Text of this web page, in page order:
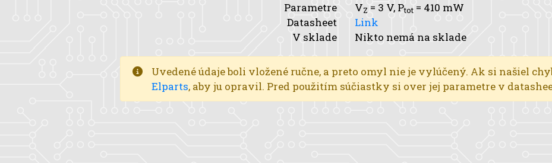
Parametre
VZ = 3 V, Ptot = 410 mW
Datasheet
Link
V sklade
Nikto nemá na sklade
Uvedené údaje boli vložené ručne, a preto omyl nie je vylúčený. Ak si našiel
Elparts, aby ju opravil. Pred použitím súčiastky si over jej parametre v